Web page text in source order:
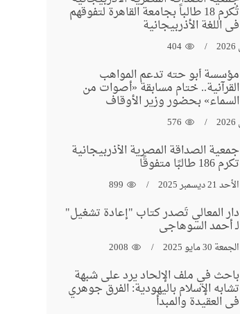
تُكرم 18 طالباً بجامعة القاهرة لتفوقهم
في اللغة الأذربيجانية
404
مؤسسة أبو حته تدعم المواهب
القرآنية.. ختام مسابقة «أصوات من
السماء» بحضور وزير الأوقاف
576
جمعية الصداقة المصرية الأذربيجانية
تكرم 186 طالبًا متفوقًا
الأحد 21 ديسمبر 2025 899
دار المعالي تُصدر كتاب "إعادة تشغيل"
لـ أحمد السوهاجي
الجمعة 30 مايو 2025 2008
باحث في ملف الإلحاد يرد على شبهة
تشابه الإسلام باليهودية: الفرق جوهري
في العقيدة والمبدأ